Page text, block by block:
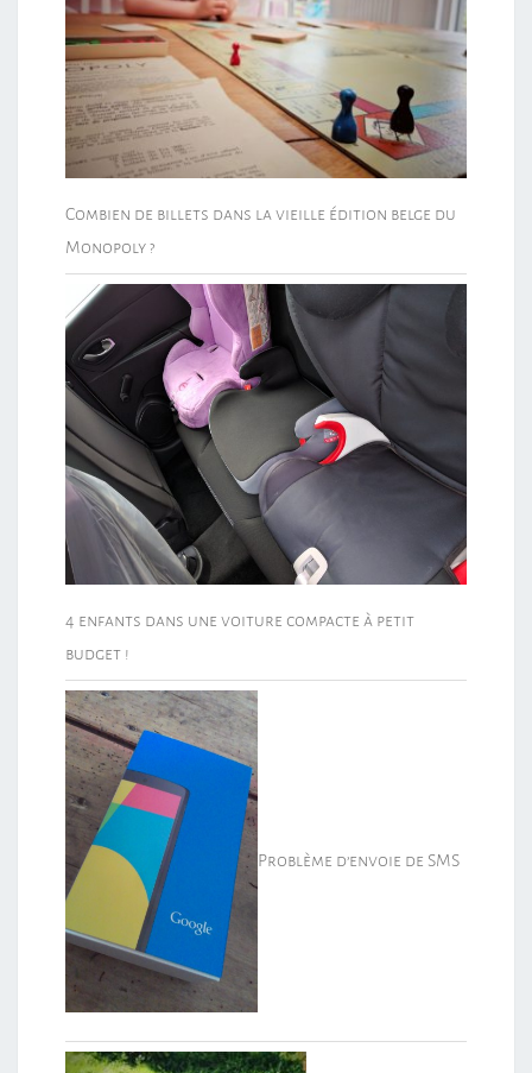
Combien de billets dans la vieille édition belge du
Monopoly ?
4 enfants dans une voiture compacte à petit
budget !
Problème d’envoie de SMS